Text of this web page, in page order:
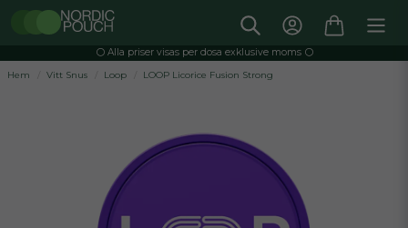
⚪️ Alla priser visas per dosa exklusive moms ⚪️
Hem
Vitt Snus Loop LOOP Licorice Fusion Strong